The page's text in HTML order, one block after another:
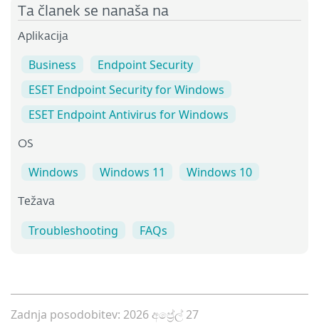
Ta članek se nanaša na
Aplikacija
Business
Endpoint Security
ESET Endpoint Security for Windows
ESET Endpoint Antivirus for Windows
OS
Windows Windows 11 Windows 10
Težava
Troubleshooting FAQs
Zadnja posodobitev: 2026 අප්‍රේල් 27